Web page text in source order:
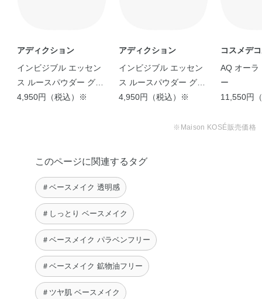
アディクション
インビジブル エッセン
ス ルースパウダー グロ
ウ +
4,950円（税込）※
アディクション
インビジブル エッセン
ス ルースパウダー グロ
ウ +
4,950円（税込）※
コスメデ
AQ オーラ
ー
11,550円
※Maison KOSÉ販売価格
このページに関連するタグ
＃ベースメイク 透明感
＃しっとり ベースメイク
＃ベースメイク パラベンフリー
＃ベースメイク 鉱物油フリー
＃ツヤ肌 ベースメイク